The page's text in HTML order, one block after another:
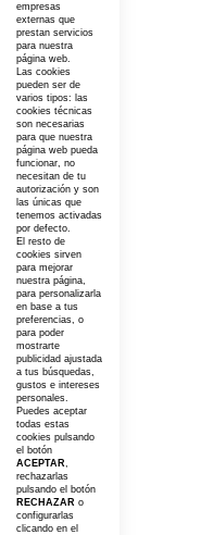
empresas
externas que
prestan servicios
para nuestra
página web.
Las cookies
pueden ser de
varios tipos: las
cookies técnicas
son necesarias
para que nuestra
página web pueda
funcionar, no
necesitan de tu
autorización y son
las únicas que
tenemos activadas
por defecto.
El resto de
cookies sirven
para mejorar
nuestra página,
para personalizarla
en base a tus
preferencias, o
para poder
mostrarte
publicidad ajustada
a tus búsquedas,
gustos e intereses
personales.
Puedes aceptar
todas estas
cookies pulsando
el botón
ACEPTAR,
rechazarlas
pulsando el botón
RECHAZAR o
configurarlas
clicando en el